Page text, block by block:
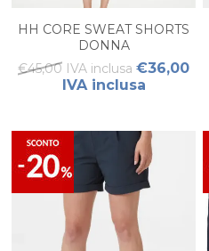
HH CORE SWEAT SHORTS
DONNA
€45,00 IVA inclusa €36,00
IVA inclusa